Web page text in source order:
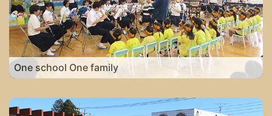
One school One family